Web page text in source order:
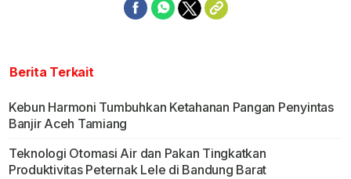
Berita Terkait
Kebun Harmoni Tumbuhkan Ketahanan Pangan Penyintas
Banjir Aceh Tamiang
Teknologi Otomasi Air dan Pakan Tingkatkan
Produktivitas Peternak Lele di Bandung Barat